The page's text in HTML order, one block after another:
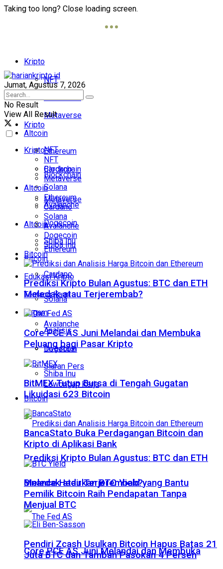
Taking too long? Close loading screen.
Kripto
NFT
Blockchain
Metaverse
Altcoin
Ethereum
Cardano
Solana
Avalanche
Dogecoin
Shiba Inu
Bitcoin
Edukasi Kripto
Tentang Kami
Ragam
Analisis
Investasi
Siaran Pers
Lowongan Kerja
Jumat, Agustus 7, 2026
No Result
View All Result
Kripto
NFT
Blockchain
Metaverse
Altcoin
Ethereum
Cardano
Solana
Avalanche
Dogecoin
Shiba Inu
Bitcoin
Prediksi Kripto Bulan Agustus: BTC dan ETH
Meledak atau Terjerembab?
Core PCE AS Juni Melandai dan Membuka
Kripto
NFT
Blockchain
Metaverse
Altcoin
Ethereum
Cardano
Solana
Avalanche
Dogecoin
Shiba Inu
Bitcoin
Prediksi Kripto Bulan Agustus: BTC dan ETH
Meledak atau Terjerembab?
Core PCE AS Juni Melandai dan Membuka
Peluang bagi Pasar Kripto
BitMEX Tutup Bursa di Tengah Gugatan
Likuidasi 623 Bitcoin
BancaStato Buka Perdagangan Bitcoin dan
Kripto di Aplikasi Bank
Binance Hadirkan BTC Yield yang Bantu
Pemilik Bitcoin Raih Pendapatan Tanpa
Menjual BTC
Pendiri Zcash Usulkan Bitcoin Hapus Batas 21
Juta BTC dan Tambah Pasokan 4 Persen